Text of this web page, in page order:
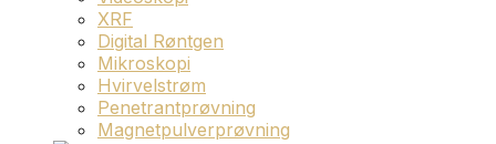
XRF
Digital Røntgen
Mikroskopi
Hvirvelstrøm
Penetrantprøvning
Magnetpulverprøvning